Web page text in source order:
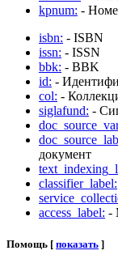
kpnum: -
isbn: - ISBN
issn: - ISSN
bbk: - BBK
id: -
col: -
siglafund: -
документ
classifier_label:
access_label: -
Помощь [ показать ]